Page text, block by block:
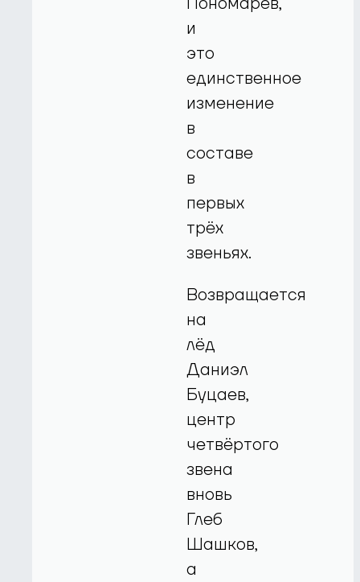
и
это
единственное
изменение
в
составе
в
первых
трёх
звеньях.
Возвращается
на
лёд
Даниэл
Буцаев,
центр
четвёртого
звена
вновь
Глеб
Шашков,
а